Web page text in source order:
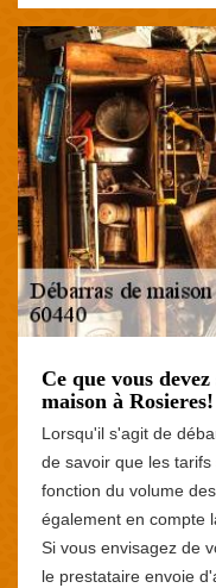
Ce que vous
maison à Rosieres!
Lorsqu'il s'agit de
de savoir que les
fonction du volume
également en compte
Si vous envisagez de
le prestataire envoie